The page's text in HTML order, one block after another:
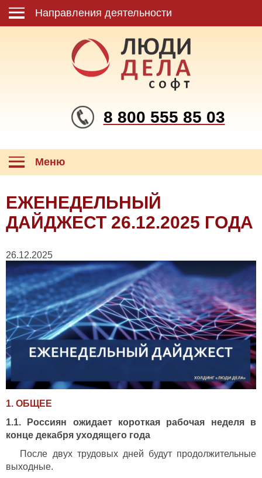
Направления деятельности
8 800 555 85 03
Меню
ЕЖЕНЕДЕЛЬНЫЙ
ДАЙДЖЕСТ 26.12.2025 ГОДА
26.12.2025
1. ОБЩЕЕ
1.1. Россиян ожидает короткая рабочая неделя в
конце декабря уходящего года
После двух трудовых дней будут продолжительные
выходные.